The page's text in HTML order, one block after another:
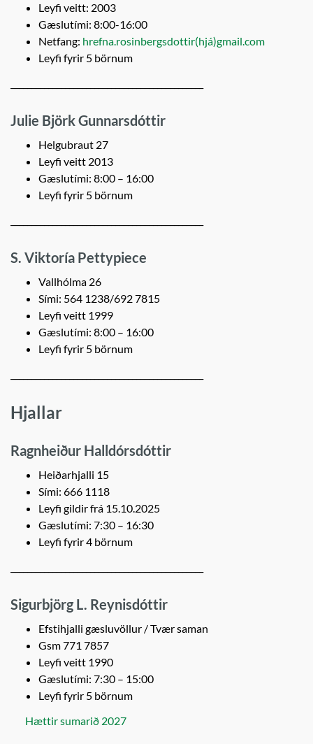
Leyfi veitt: 2003
Gæslutími: 8:00-16:00
Netfang: hrefna.rosinbergsdottir(hjá)gmail.com
Leyfi fyrir 5 börnum
Julie Björk Gunnarsdóttir
Helgubraut 27
Leyfi veitt 2013
Gæslutími: 8:00 – 16:00
Leyfi fyrir 5 börnum
S. Viktoría Pettypiece
Vallhólma 26
Sími: 564 1238/692 7815
Leyfi veitt 1999
Gæslutími: 8:00 – 16:00
Leyfi fyrir 5 börnum
Hjallar
Ragnheiður Halldórsdóttir
Heiðarhjalli 15
Sími: 666 1118
Leyfi gildir frá 15.10.2025
Gæslutími: 7:30 – 16:30
Leyfi fyrir 4 börnum
Sigurbjörg L. Reynisdóttir
Efstihjalli gæsluvöllur / Tvær saman
Gsm 771 7857
Leyfi veitt 1990
Gæslutími: 7:30 – 15:00
Leyfi fyrir 5 börnum
Hættir sumarið 2027